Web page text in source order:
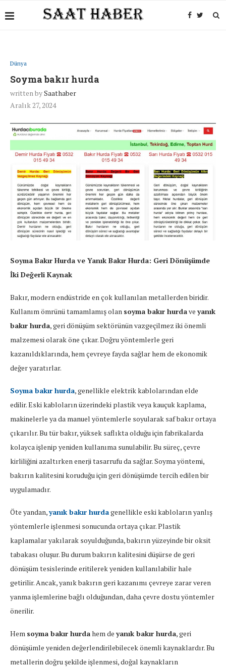
Dünya
Soyma bakır hurda
written bySaathaber
Aralık 27, 2024
Soyma Bakır Hurda ve Yanık Bakır Hurda: Geri Dönüşümde
İki Değerli Kaynak
Bakır, modern endüstride en çok kullanılan metallerden biridir.
Kullanım ömrünü tamamlamış olan soyma bakır hurdaveyanık
bakır hurda, geri dönüşüm sektörünün vazgeçilmez iki önemli
malzemesi olarak öne çıkar. Doğru yöntemlerle geri
kazanıldıklarında, hem çevreye fayda sağlar hem de ekonomik
değer yaratırlar.
Soyma bakır hurda, genellikle elektrik kablolarından elde
edilir. Eski kabloların üzerindeki plastik veya kauçuk kaplama,
makinelerle ya da manuel yöntemlerle soyularak saf bakır ortaya
çıkarılır. Bu tür bakır, yüksek saflıkta olduğu için fabrikalarda
kolayca işlenip yeniden kullanıma sunulabilir. Bu süreç, çevre
kirliliğini azaltırken enerji tasarrufu da sağlar. Soyma yöntemi,
bakırın kalitesini koruduğu için geri dönüşümde tercih edilen bir
uygulamadır.
Öte yandan,yanık bakır hurdagenellikle eski kabloların yanlış
yöntemlerle işlenmesi sonucunda ortaya çıkar. Plastik
kaplamalar yakılarak soyulduğunda, bakırın yüzeyinde bir oksit
tabakası oluşur. Bu durum bakırın kalitesini düşürse de geri
dönüşüm tesislerinde eritilerek yeniden kullanılabilir hale
getirilir. Ancak, yanık bakırın geri kazanımı çevreye zarar veren
yanma işlemlerine bağlı olduğundan, daha çevre dostu yöntemler
önerilir.
Hem soyma bakır hurdahem deyanık bakır hurda, geri
dönüşümle yeniden değerlendirilebilecek önemli kaynaklardır. Bu
metallerin doğru şekilde işlenmesi, doğal kaynakların